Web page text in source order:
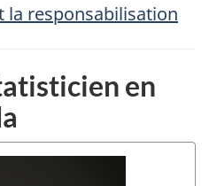
la responsabilisation
en